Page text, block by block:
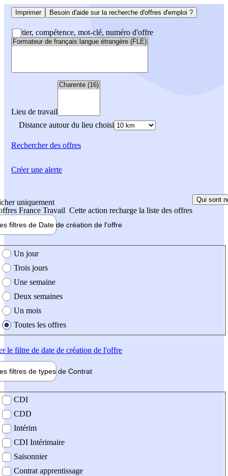
Imprimer Besoin d'aide sur la recherche d'offres d'emploi ?
Métier, compétence, mot-clé, numéro d'offre
Lieu de travail
Distance autour du lieu choisi
Rechercherdes offres
uniquement
France Travail Cette action recharge la liste des offres
Qui sont
filtres de Date de création de l'offre
création de l'offre
Un jour
Trois jours
Une semaine
Deux semaines
Un mois
Toutes les offres
le filtre de date de création de l'offre
filtres de types de Contrat
contrat
CDI
CDD
Intérim
CDI Intérimaire
Saisonnier
Contrat apprentissage
Créer une alerte